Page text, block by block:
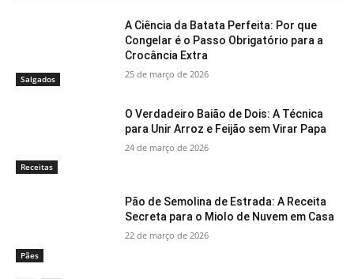
Salgados
A Ciência da Batata Perfeita: Por que
Congelar é o Passo Obrigatório para a
Crocância Extra
25 de março de 2026
Receitas
O Verdadeiro Baião de Dois: A Técnica
para Unir Arroz e Feijão sem Virar Papa
24 de março de 2026
Pães
Pão de Semolina de Estrada: A Receita
Secreta para o Miolo de Nuvem em Casa
22 de março de 2026